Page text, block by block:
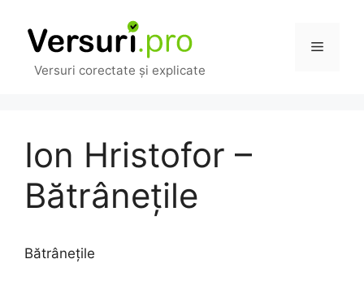
conținut
Versuri corectate și explicate
Meniu
Ion Hristofor –
Bătrânețile
Bătrânețile